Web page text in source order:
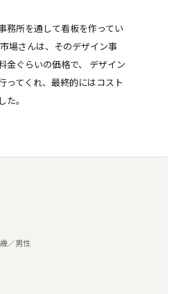
務所を通して看板を作ってい
場さんは、そのデザイン事
金ぐらいの価格で、 デザイン
ってくれ、最終的にはコスト
。
／男性